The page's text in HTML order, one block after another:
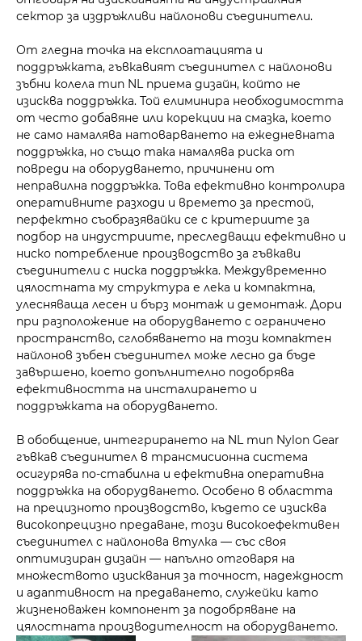
сектор за издръжливи найлонови съединители.
От гледна точка на експлоатацията и
поддръжката, гъвкавият съединител с найлонови
зъбни колела тип NL приема дизайн, който не
изисква поддръжка. Той елиминира необходимостта
от често добавяне или корекции на смазка, което
не само намалява натоварването на ежедневната
поддръжка, но също така намалява риска от
повреди на оборудването, причинени от
неправилна поддръжка. Това ефективно контролира
оперативните разходи и времето за престой,
перфектно съобразявайки се с критериите за
подбор на индустриите, преследващи ефективно и
ниско потребление производство за гъвкави
съединители с ниска поддръжка. Междувременно
цялостната му структура е лека и компактна,
улесняваща лесен и бърз монтаж и демонтаж. Дори
при разположение на оборудването с ограничено
пространство, сглобяването на този компактен
найлонов зъбен съединител може лесно да бъде
завършено, което допълнително подобрява
ефективността на инсталирането и
поддръжката на оборудването.
В обобщение, интегрирането на NL тип Nylon Gear
гъвкав съединител в трансмисионна система
осигурява по-стабилна и ефективна оперативна
поддръжка на оборудването. Особено в областта
на прецизното производство, където се изисква
високопрецизно предаване, този високоефективен
съединител с найлонова втулка — със своя
оптимизиран дизайн — напълно отговаря на
множеството изисквания за точност, надеждност
и адаптивност на предаването, служейки като
жизненоважен компонент за подобряване на
цялостната производителност на оборудването.